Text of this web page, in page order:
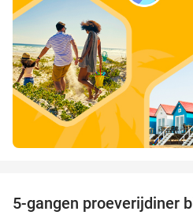
5-gangen proeverijdiner